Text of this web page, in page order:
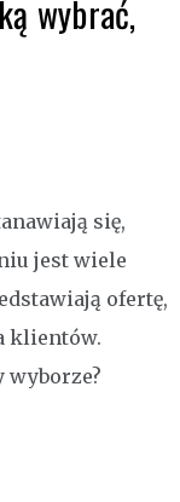
wybrać,
się,
jest wiele
ofertę,
klientów.